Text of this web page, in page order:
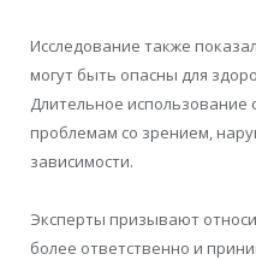
Исследование также
могут быть опасны для
Длительное
проблемам со зрением,
зависимости.
Эксперты призывают
более ответственно и